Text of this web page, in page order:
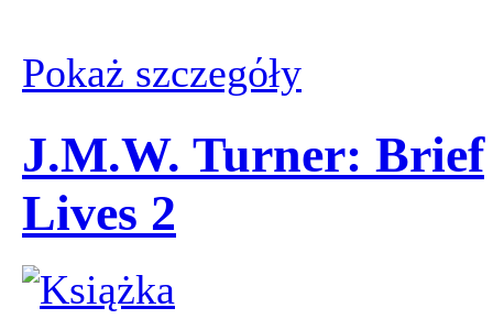
Pokaż szczegόły
J.M.W. Turner: Brief
Lives 2